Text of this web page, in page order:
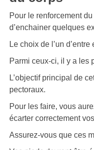
Pour le renforcement
d’enchainer quelques
Le choix de l’un
Parmi ceux-ci, il y a les
L’objectif principal de
pectoraux.
Pour les faire, vous
écarter correctement
Assurez-vous que ces